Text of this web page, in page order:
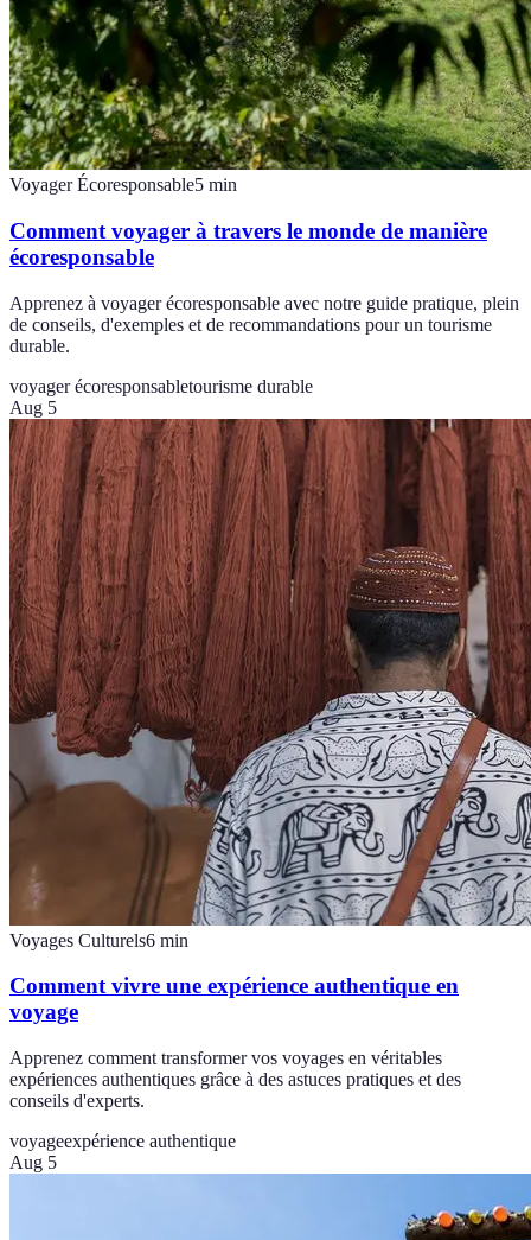
Voyager Écoresponsable5 min
Comment voyager à travers le monde de manière
écoresponsable
Apprenez à voyager écoresponsable avec notre guide pratique, plein
de conseils, d'exemples et de recommandations pour un tourisme
durable.
voyager écoresponsabletourisme durable
Aug 5
Voyages Culturels6 min
Comment vivre une expérience authentique en
voyage
Apprenez comment transformer vos voyages en véritables
expériences authentiques grâce à des astuces pratiques et des
conseils d'experts.
voyageexpérience authentique
Aug 5